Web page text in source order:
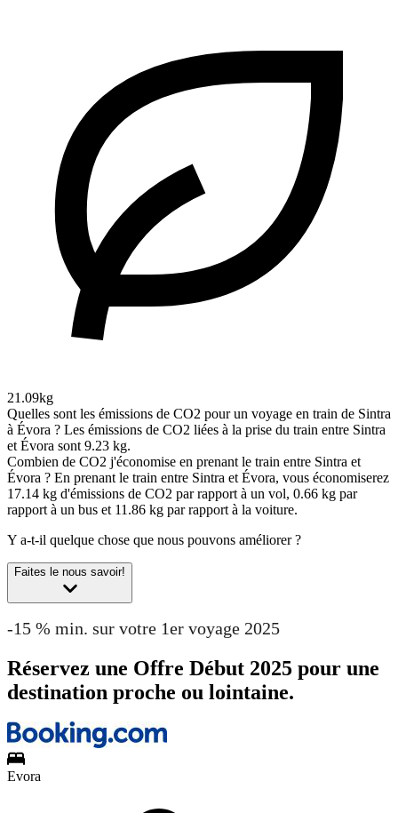
21.09kg
Quelles sont les émissions de CO2 pour un voyage en train de Sintra
à Évora ? Les émissions de CO2 liées à la prise du train entre Sintra
et Évora sont 9.23 kg.
Combien de CO2 j'économise en prenant le train entre Sintra et
Évora ? En prenant le train entre Sintra et Évora, vous économiserez
17.14 kg d'émissions de CO2 par rapport à un vol, 0.66 kg par
rapport à un bus et 11.86 kg par rapport à la voiture.
Y a-t-il quelque chose que nous pouvons améliorer ?
Faites le nous savoir!
-15 % min. sur votre 1er voyage 2025
Réservez une Offre Début 2025 pour une
destination proche ou lointaine.
Evora